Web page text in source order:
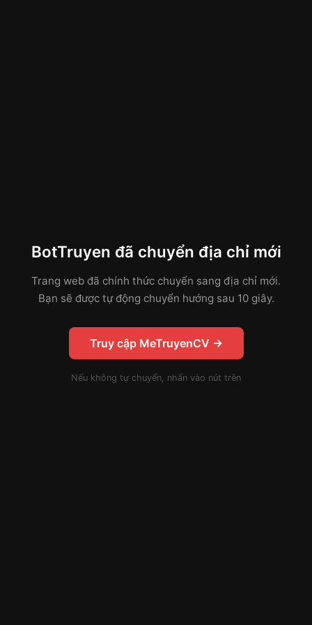
BotTruyen đã chuyển địa chỉ mới
Trang web đã chính thức chuyển sang địa chỉ mới.
Bạn sẽ được tự động chuyển hướng sau 10 giây.
Truy cập MeTruyenCV →
Nếu không tự chuyển, nhấn vào nút trên